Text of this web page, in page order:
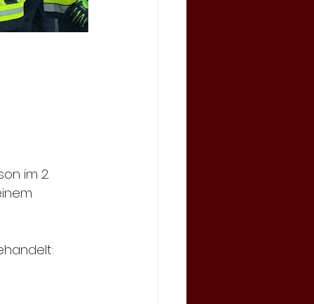
im 2.